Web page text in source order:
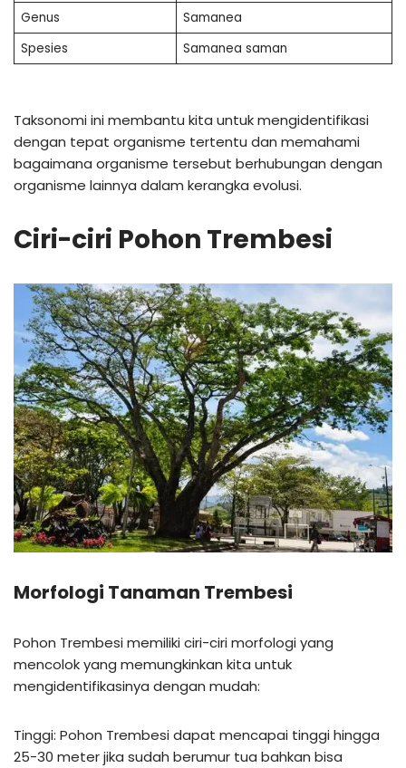
Genus
Samanea
Spesies
Samanea saman
Taksonomi ini membantu kita untuk mengidentifikasi
dengan tepat organisme tertentu dan memahami
bagaimana organisme tersebut berhubungan dengan
organisme lainnya dalam kerangka evolusi.
Ciri-ciri Pohon Trembesi
Morfologi Tanaman Trembesi
Pohon Trembesi memiliki ciri-ciri morfologi yang
mencolok yang memungkinkan kita untuk
mengidentifikasinya dengan mudah:
Tinggi: Pohon Trembesi dapat mencapai tinggi hingga
25-30 meter jika sudah berumur tua bahkan bisa